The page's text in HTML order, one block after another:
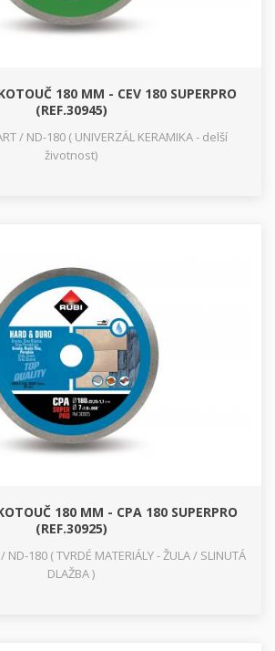
180 MM - CEV 180 SUPERPRO
(REF.30945)
/ ND-180 ( UNIVERZÁL KERAMIKA - delší
životnost)
180 MM - CPA 180 SUPERPRO
(REF.30925)
180 ( TVRDÉ MATERIÁLY - ŽULA / SLINUTÁ
DLAŽBA )